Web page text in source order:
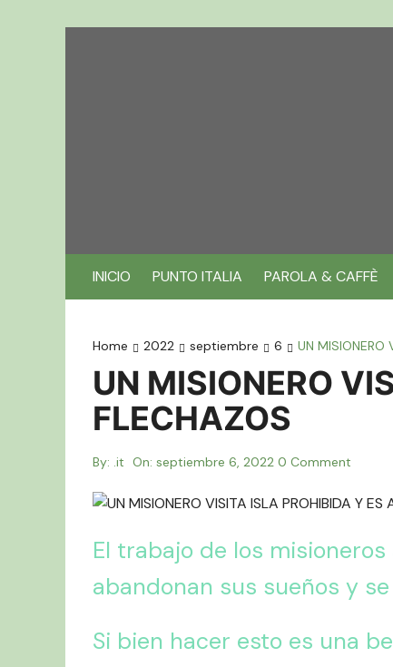
INICIO PUNTO ITALIA PAROLA & CAFFÈ
Home 2022 septiembre 6 UN MISIONERO
UN MISIONERO
FLECHAZOS
By: .it On: septiembre 6, 2022 0 Comment
El trabajo de los
abandonan sus sueños y
Si bien hacer esto es una